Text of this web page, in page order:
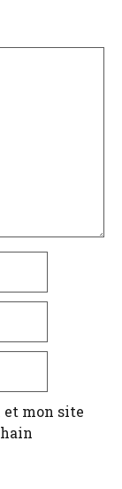
mon site